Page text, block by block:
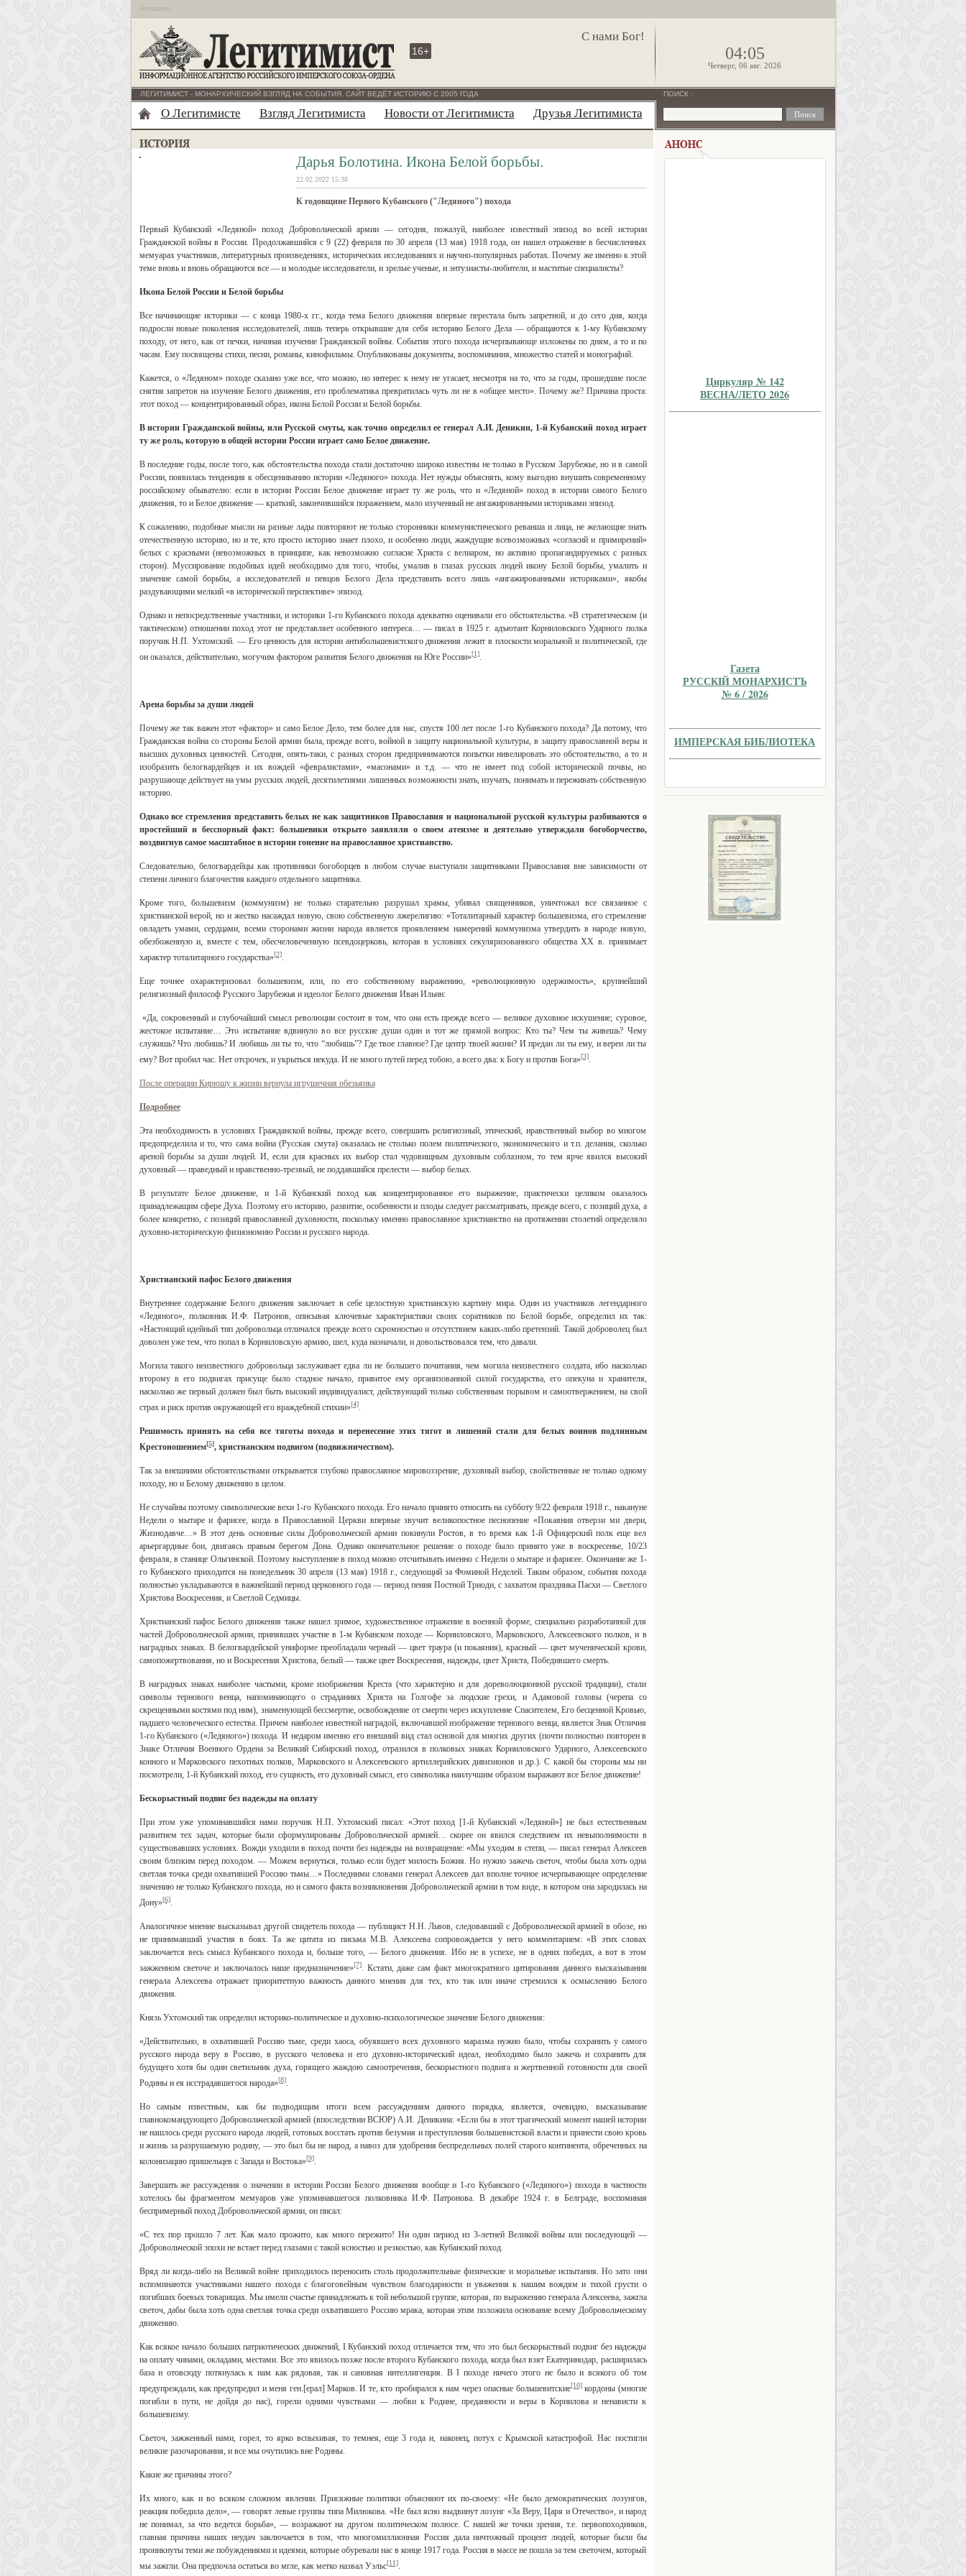
Бесплатно
С нами Бог!
16+ 04:05
Четверг, 06 авг. 2026
ЛЕГИТИМИСТ - МОНАРХИЧЕСКИЙ ВЗГЛЯД НА СОБЫТИЯ. САЙТ ВЕДЁТ ИСТОРИЮ С 2005 ГОДА
О Легитимисте Взгляд Легитимиста Новости от Легитимиста Друзья Легитимиста
Дарья Болотина. Икона Белой борьбы.
22.02.2022 15:38
К годовщине Первого Кубанского ("Ледяного") похода
Первый Кубанский «Ледяной» поход Добровольческой армии — сегодня, пожалуй, наиболее известный эпизод во всей истории
Гражданской войны в России. Продолжавшийся с 9 (22) февраля по 30 апреля (13 мая) 1918 года, он нашел отражение в бесчисленных
мемуарах участников, литературных произведениях, исторических исследованиях и научно-популярных работах. Почему же именно к этой
теме вновь и вновь обращаются все — и молодые исследователи, и зрелые ученые, и энтузиасты-любители, и маститые специалисты?
Икона Белой России и Белой борьбы
Все начинающие историки — с конца 1980-х гг., когда тема Белого движения впервые перестала быть запретной, и до сего дня, когда
подросли новые поколения исследователей, лишь теперь открывшие для себя историю Белого Дела — обращаются к 1-му Кубанскому
походу, от него, как от печки, начиная изучение Гражданской войны. События этого похода исчерпывающе изложены по дням, а то и по
часам. Ему посвящены стихи, песни, романы, кинофильмы. Опубликованы документы, воспоминания, множество статей и монографий.
Кажется, о «Ледяном» походе сказано уже все, что можно, но интерес к нему не угасает, несмотря на то, что за годы, прошедшие после
снятия запретов на изучение Белого движения, его проблематика превратилась чуть ли не в «общее место». Почему же? Причина проста:
этот поход — концентрированный образ, икона Белой России и Белой борьбы.
В истории Гражданской войны, или Русской смуты, как точно определил ее генерал А.И. Деникин, 1-й Кубанский поход играет
ту же роль, которую в общей истории России играет само Белое движение.
В последние годы, после того, как обстоятельства похода стали достаточно широко известны не только в Русском Зарубежье, но и в самой
России, появилась тенденция к обесцениванию истории «Ледяного» похода. Нет нужды объяснять, кому выгодно внушить современному
российскому обывателю: если в истории России Белое движение играет ту же роль, что и «Ледяной» поход в истории самого Белого
движения, то и Белое движение — краткий, закончившийся поражением, мало изученный не ангажированными историками эпизод.
К сожалению, подобные мысли на разные лады повторяют не только сторонники коммунистического реванша и лица, не желающие знать
отечественную историю, но и те, кто просто историю знает плохо, и особенно люди, жаждущие всевозможных «согласий и примирений»
белых с красными (невозможных в принципе, как невозможно согласие Христа с велиаром, но активно пропагандируемых с разных
сторон). Муссирование подобных идей необходимо для того, чтобы, умалив в глазах русских людей икону Белой борьбы, умалить и
значение самой борьбы, а исследователей и певцов Белого Дела представить всего лишь «ангажированными историками», якобы
раздувающими мелкий «в исторической перспективе» эпизод.
Однако и непосредственные участники, и историки 1-го Кубанского похода адекватно оценивали его обстоятельства. «В стратегическом (и
тактическом) отношении поход этот не представляет особенного интереса… — писал в 1925 г. адъютант Корниловского Ударного полка
поручик Н.П. Ухтомский. — Его ценность для истории антибольшевистского движения лежит в плоскости моральной и политической, где
он оказался, действительно, могучим фактором развития Белого движения на Юге России»[1].
Арена борьбы за души людей
Почему же так важен этот «фактор» и само Белое Дело, тем более для нас, спустя 100 лет после 1-го Кубанского похода? Да потому, что
Гражданская война со стороны Белой армии была, прежде всего, войной в защиту национальной культуры, в защиту православной веры и
высших духовных ценностей. Сегодня, опять-таки, с разных сторон предпринимаются попытки нивелировать это обстоятельство, а то и
изобразить белогвардейцев и их вождей «февралистами», «масонами» и т.д. — что не имеет под собой исторической почвы, но
разрушающе действует на умы русских людей, десятилетиями лишенных возможности знать, изучать, понимать и переживать собственную
историю.
Однако все стремления представить белых не как защитников Православия и национальной русской культуры разбиваются о
простейший и бесспорный факт: большевики открыто заявляли о своем атеизме и деятельно утверждали богоборчество,
воздвигнув самое масштабное в истории гонение на православное христианство.
Следовательно, белогвардейцы как противники богоборцев в любом случае выступали защитниками Православия вне зависимости от
степени личного благочестия каждого отдельного защитника.
Кроме того, большевизм (коммунизм) не только старательно разрушал храмы, убивал священников, уничтожал все связанное с
христианской верой, но и жестко насаждал новую, свою собственную лжерелигию: «Тоталитарный характер большевизма, его стремление
овладеть умами, сердцами, всеми сторонами жизни народа является проявлением намерений коммунизма утвердить в народе новую,
обезбоженную и, вместе с тем, обесчеловеченную псевдоцерковь, которая в условиях секуляризованного общества XX в. принимает
характер тоталитарного государства»[2].
Еще точнее охарактеризовал большевизм, или, по его собственному выражению, «революционную одержимость», крупнейший
религиозный философ Русского Зарубежья и идеолог Белого движения Иван Ильин:
«Да, сокровенный и глубочайший смысл революции состоит в том, что она есть прежде всего — великое духовное искушение; суровое,
жестокое испытание… Это испытание вдвинуло во все русские души один и тот же прямой вопрос: Кто ты? Чем ты живешь? Чему
служишь? Что любишь? И любишь ли ты то, что “любишь”? Где твое главное? Где центр твоей жизни? И предан ли ты ему, и верен ли ты
ему? Вот пробил час. Нет отсрочек, и укрыться некуда. И не много путей перед тобою, а всего два: к Богу и против Бога»[3].
После операции Кирюшу к жизни вернула игрушечная обезьянка
Подробнее
Эта необходимость в условиях Гражданской войны, прежде всего, совершить религиозный, этический, нравственный выбор во многом
предопределила и то, что сама война (Русская смута) оказалась не столько полем политического, экономического и т.п. делания, сколько
ареной борьбы за души людей. И, если для красных их выбор стал чудовищным духовным соблазном, то тем ярче явился высокий
духовный — праведный и нравственно-трезвый, не поддавшийся прелести — выбор белых.
В результате Белое движение, и 1-й Кубанский поход как концентрированное его выражение, практически целиком оказалось
принадлежащим сфере Духа. Поэтому его историю, развитие, особенности и плоды следует рассматривать, прежде всего, с позиций духа, а
более конкретно, с позиций православной духовности, поскольку именно православное христианство на протяжении столетий определяло
духовно-историческую физиономию России и русского народа.
Христианский пафос Белого движения
Внутреннее содержание Белого движения заключает в себе целостную христианскую картину мира. Один из участников легендарного
«Ледяного», полковник И.Ф. Патронов, описывая ключевые характеристики своих соратников по Белой борьбе, определил их так:
«Настоящий идейный тип добровольца отличался прежде всего скромностью и отсутствием каких-либо претензий. Такой доброволец был
доволен уже тем, что попал в Корниловскую армию, шел, куда назначали, и довольствовался тем, что давали.
Могила такого неизвестного добровольца заслуживает едва ли не большего почитания, чем могила неизвестного солдата, ибо насколько
второму в его подвигах присуще было стадное начало, привитое ему организованной силой государства, его опекуна и хранителя,
насколько же первый должен был быть высокий индивидуалист, действующий только собственным порывом и самоотвержением, на свой
страх и риск против окружающей его враждебной стихии»[4].
Решимость принять на себя все тяготы похода и перенесение этих тягот и лишений стали для белых воинов подлинным
Крестоношением[5], христианским подвигом (подвижничеством).
Так за внешними обстоятельствами открывается глубоко православное мировоззрение, духовный выбор, свойственные не только одному
походу, но и Белому движению в целом.
Не случайны поэтому символические вехи 1-го Кубанского похода. Его начало принято относить на субботу 9/22 февраля 1918 г., накануне
Недели о мытаре и фарисее, когда в Православной Церкви впервые звучит великопостное песнопение «Покаяния отверзи ми двери,
Жизнодавче…» В этот день основные силы Добровольческой армии покинули Ростов, в то время как 1-й Офицерский полк еще вел
арьергардные бои, двигаясь правым берегом Дона. Однако окончательное решение о походе было принято уже в воскресенье, 10/23
февраля, в станице Ольгинской. Поэтому выступление в поход можно отсчитывать именно с Недели о мытаре и фарисее. Окончание же 1-
го Кубанского приходится на понедельник 30 апреля (13 мая) 1918 г., следующий за Фоминой Неделей. Таким образом, события похода
полностью укладываются в важнейший период церковного года — период пения Постной Триоди, с захватом праздника Пасхи — Светлого
Христова Воскресения, и Светлой Седмицы.
Христианский пафос Белого движения также нашел зримое, художественное отражение в военной форме, специально разработанной для
частей Добровольческой армии, принявших участие в 1-м Кубанском походе — Корниловского, Марковского, Алексеевского полков, и в
наградных знаках. В белогвардейской униформе преобладали черный — цвет траура (и покаяния), красный — цвет мученической крови,
самопожертвования, но и Воскресения Христова, белый — также цвет Воскресения, надежды, цвет Христа, Победившего смерть.
В наградных знаках наиболее частыми, кроме изображения Креста (что характерно и для дореволюционной русской традиции), стали
символы тернового венца, напоминающего о страданиях Христа на Голгофе за людские грехи, и Адамовой головы (черепа со
скрещенными костями под ним), знаменующей бессмертие, освобождение от смерти через искупление Спасителем, Его бесценной Кровью,
падшего человеческого естества. Причем наиболее известной наградой, включавшей изображение тернового венца, является Знак Отличия
1-го Кубанского («Ледяного») похода. И недаром именно его внешний вид стал основой для многих других (почти полностью повторен в
Знаке Отличия Военного Ордена за Великий Сибирский поход, отразился в полковых знаках Корниловского Ударного, Алексеевского
конного и Марковского пехотных полков, Марковского и Алексеевского артиллерийских дивизионов и др.). С какой бы стороны мы ни
посмотрели, 1-й Кубанский поход, его сущность, его духовный смысл, его символика наилучшим образом выражают все Белое движение!
Бескорыстный подвиг без надежды на оплату
При этом уже упоминавшийся нами поручик Н.П. Ухтомский писал: «Этот поход [1-й Кубанский «Ледяной»] не был естественным
развитием тех задач, которые были сформулированы Добровольческой армией… скорее он явился следствием их невыполнимости в
существовавших условиях. Вожди уходили в поход почти без надежды на возвращение: «Мы уходим в степи, — писал генерал Алексеев
своим близким перед походом. — Можем вернуться, только если будет милость Божия. Но нужно зажечь светоч, чтобы была хоть одна
светлая точка среди охватившей Россию тьмы…» Последними словами генерал Алексеев дал вполне точное исчерпывающее определение
значению не только Кубанского похода, но и самого факта возникновения Добровольческой армии в том виде, в котором она зародилась на
Дону»[6].
Аналогичное мнение высказывал другой свидетель похода — публицист Н.Н. Львов, следовавший с Добровольческой армией в обозе, но
не принимавший участия в боях. Та же цитата из письма М.В. Алексеева сопровождается у него комментарием: «В этих словах
заключается весь смысл Кубанского похода и, больше того, — Белого движения. Ибо не в успехе, не в одних победах, а вот в этом
зажженном светоче и заключалось наше предназначение»[7]. Кстати, даже сам факт многократного цитирования данного высказывания
генерала Алексеева отражает приоритетную важность данного мнения для тех, кто так или иначе стремился к осмыслению Белого
движения.
Князь Ухтомский так определил историко-политическое и духовно-психологическое значение Белого движения:
«Действительно, в охватившей Россию тьме, среди хаоса, обуявшего всех духовного маразма нужно было, чтобы сохранить у самого
русского народа веру в Россию, в русского человека и его духовно-исторический идеал, необходимо было зажечь и сохранить для
будущего хотя бы один светильник духа, горящего жаждою самоотречения, бескорыстного подвига и жертвенной готовности для своей
Родины и ея исстрадавшегося народа»[8].
Но самым известным, как бы подводящим итоги всем рассуждениям данного порядка, является, очевидно, высказывание
главнокомандующего Добровольческой армией (впоследствии ВСЮР) А.И. Деникина: «Если бы в этот трагический момент нашей истории
не нашлось среди русского народа людей, готовых восстать против безумия и преступления большевистской власти и принести свою кровь
и жизнь за разрушаемую родину, — это был бы не народ, а навоз для удобрения беспредельных полей старого континента, обреченных на
колонизацию пришельцев с Запада и Востока»[9].
Завершить же рассуждения о значении в истории России Белого движения вообще и 1-го Кубанского («Ледяного») похода в частности
хотелось бы фрагментом мемуаров уже упоминавшегося полковника И.Ф. Патронова. В декабре 1924 г. в Белграде, воспоминая
беспримерный поход Добровольческой армии, он писал:
«С тех пор прошло 7 лет. Как мало прожито, как много пережито! Ни один период из 3-летней Великой войны или последующей —
Добровольческой эпохи не встает перед глазами с такой ясностью и резкостью, как Кубанский поход.
Вряд ли когда-либо на Великой войне приходилось переносить столь продолжительные физические и моральные испытания. Но зато они
вспоминаются участниками нашего похода с благоговейным чувством благодарности и уважения к нашим вождям и тихой грусти о
погибших боевых товарищах. Мы имели счастье принадлежать к той небольшой группе, которая, по выражению генерала Алексеева, зажгла
светоч, дабы была хоть одна светлая точка среди охватившего Россию мрака, которая этим положила основание всему Добровольческому
движению.
Как всякое начало больших патриотических движений, I Кубанский поход отличается тем, что это был бескорыстный подвиг без надежды
на оплату чинами, окладами, местами. Все это явилось позже после второго Кубанского похода, когда был взят Екатеринодар, расширилась
база и отовсюду потянулась к нам как рядовая, так и сановная интеллигенция. В I походе ничего этого не было и всякого об том
предупреждали, как предупредил и меня ген.[ерал] Марков. И те, кто пробирался к нам через опасные большевитские[10]кордоны (многие
погибли в пути, не дойдя до нас), горели одними чувствами — любви к Родине, преданности и веры в Корнилова и ненависти к
большевизму.
Светоч, зажженный нами, горел, то ярко вспыхивая, то темнея, еще 3 года и, наконец, потух с Крымской катастрофой. Нас постигли
великие разочарования, и все мы очутились вне Родины.
Какие же причины этого?
Их много, как и во всяком сложном явлении. Присяжные политики объясняют их по-своему: «Не было демократических лозунгов,
реакция победила дело», — говорят левые группы типа Милюкова. «Не был ясно выдвинут лозунг «За Веру, Царя и Отечество», и народ
не понимал, за что ведется борьба», — возражают на другом политическом полюсе. С нашей же точки зрения, т.е. первопоходников,
главная причина наших неудач заключается в том, что многомиллионная Россия дала ничтожный процент людей, которые были бы
проникнуты теми же побуждениями и идеями, которые обуревали нас в конце 1917 года. Россия в массе не пошла за тем светочем, который
мы зажгли. Она предпочла остаться во мгле, как метко назвал Уэльс[11].
ПОИСК :
Циркуляр № 142
ВЕСНА/ЛЕТО 2026
Газета
РУССКIЙ МОНАРХИСТЪ
№ 6 / 2026
ИМПЕРСКАЯ БИБЛИОТЕКА
Свидетельство